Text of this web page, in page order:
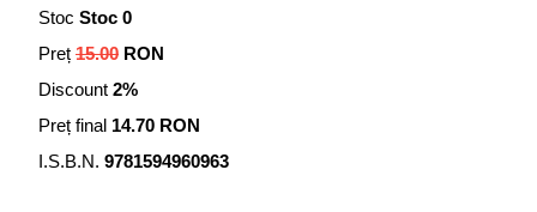
locuiti la fluxul energiilor universului, veti obtine relatia de
cuplu pe care ati asteptat-o dintotdeauna.
Stoc Stoc 0
Preț 15.00 RON
Discount 2%
Preț final 14.70 RON
I.S.B.N. 9781594960963